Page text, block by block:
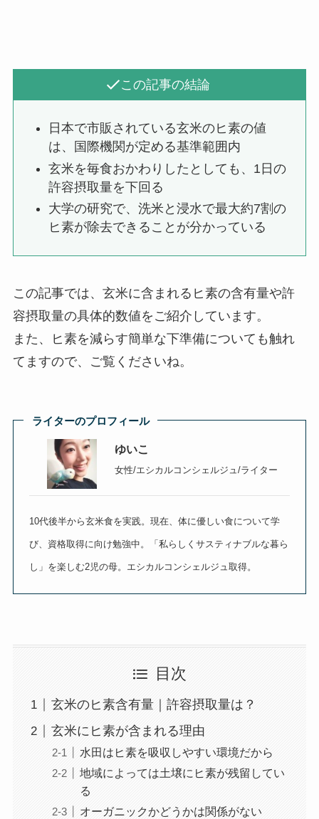
この記事の結論
日本で市販されている玄米のヒ素の値
は、国際機関が定める基準範囲内
玄米を毎食おかわりしたとしても、1日の
許容摂取量を下回る
大学の研究で、洗米と浸水で最大約7割の
ヒ素が除去できることが分かっている
この記事では、玄米に含まれるヒ素の含有量や許
容摂取量の具体的数値をご紹介しています。
また、ヒ素を減らす簡単な下準備についても触れ
てますので、ご覧くださいね。
ライターのプロフィール
ゆいこ
女性/エシカルコンシェルジュ/ライター
10代後半から玄米食を実践。現在、体に優しい食について学
び、資格取得に向け勉強中。「私らしくサスティナブルな暮ら
し」を楽しむ2児の母。エシカルコンシェルジュ取得。
目次
玄米のヒ素含有量｜許容摂取量は？
玄米にヒ素が含まれる理由
水田はヒ素を吸収しやすい環境だから
地域によっては土壌にヒ素が残留してい
る
オーガニックかどうかは関係がない